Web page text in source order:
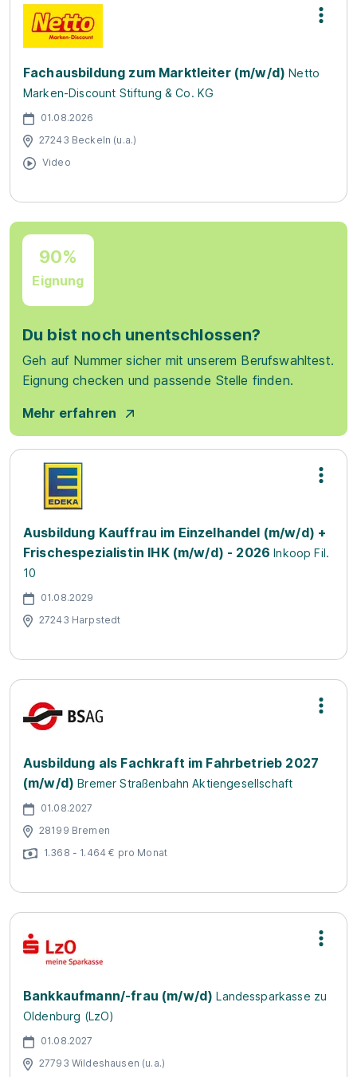
Fachausbildung zum Marktleiter (m/w/d) Netto
Marken-Discount Stiftung & Co. KG
01.08.2026
27243 Beckeln (u.a.)
Video
90%
Eignung
Du bist noch unentschlossen?
Geh auf Nummer sicher mit unserem Berufswahltest.
Eignung checken und passende Stelle finden.
Mehr erfahren
Ausbildung Kauffrau im Einzelhandel (m/w/d) +
Frischespezialistin IHK (m/w/d) - 2026 Inkoop Fil.
10
01.08.2029
27243 Harpstedt
Ausbildung als Fachkraft im Fahrbetrieb 2027
(m/w/d) Bremer Straßenbahn Aktiengesellschaft
01.08.2027
28199 Bremen
1.368 - 1.464 € pro Monat
Bankkaufmann/-frau (m/w/d) Landessparkasse zu
Oldenburg (LzO)
01.08.2027
27793 Wildeshausen (u.a.)